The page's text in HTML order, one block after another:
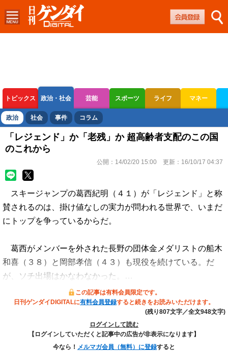
トピックス 政治・社会 芸能 スポーツ ライフ マネー
ボートレース 競輪 オートレース
政治 社会 事件 コラム
「レジェンド」か「老残」か 超高齢者支配のこの国
のこれから
公開： 14/02/20 15:00 更新： 16/10/17 04:37
スキージャンプの葛西紀明（４１）が「レジェンド」と称
賛されるのは、掛け値なしの実力が問われる世界で、いまだ
にトップを争っているからだ。
葛西がメンバーを外された長野の団体金メダリストの船木
和喜（３８）と岡部孝信（４３）も現役を続けている。だ
が、ソチ出場はかなわなかった。…
この記事は有料会員限定です。
日刊ゲンダイDIGITALに有料会員登録すると続きをお読みいただけます。
(残り807文字／全文948文字)
ログインして読む
【ログインしていただくと記事中の広告が非表示になります】
今なら！ メルマガ会員（無料）に登録すると